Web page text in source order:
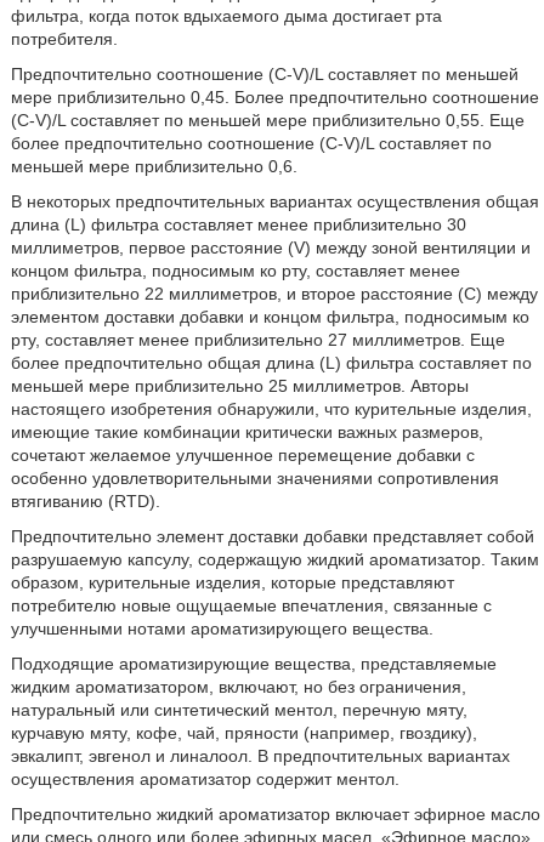
фильтра, когда поток вдыхаемого дыма достигает рта
потребителя.
Предпочтительно соотношение (C-V)/L составляет по меньшей
мере приблизительно 0,45. Более предпочтительно соотношение
(C-V)/L составляет по меньшей мере приблизительно 0,55. Еще
более предпочтительно соотношение (C-V)/L составляет по
меньшей мере приблизительно 0,6.
В некоторых предпочтительных вариантах осуществления общая
длина (L) фильтра составляет менее приблизительно 30
миллиметров, первое расстояние (V) между зоной вентиляции и
концом фильтра, подносимым ко рту, составляет менее
приблизительно 22 миллиметров, и второе расстояние (C) между
элементом доставки добавки и концом фильтра, подносимым ко
рту, составляет менее приблизительно 27 миллиметров. Еще
более предпочтительно общая длина (L) фильтра составляет по
меньшей мере приблизительно 25 миллиметров. Авторы
настоящего изобретения обнаружили, что курительные изделия,
имеющие такие комбинации критически важных размеров,
сочетают желаемое улучшенное перемещение добавки с
особенно удовлетворительными значениями сопротивления
втягиванию (RTD).
Предпочтительно элемент доставки добавки представляет собой
разрушаемую капсулу, содержащую жидкий ароматизатор. Таким
образом, курительные изделия, которые представляют
потребителю новые ощущаемые впечатления, связанные с
улучшенными нотами ароматизирующего вещества.
Подходящие ароматизирующие вещества, представляемые
жидким ароматизатором, включают, но без ограничения,
натуральный или синтетический ментол, перечную мяту,
курчавую мяту, кофе, чай, пряности (например, гвоздику),
эвкалипт, эвгенол и линалоол. В предпочтительных вариантах
осуществления ароматизатор содержит ментол.
Предпочтительно жидкий ароматизатор включает эфирное масло
или смесь одного или более эфирных масел. «Эфирное масло»